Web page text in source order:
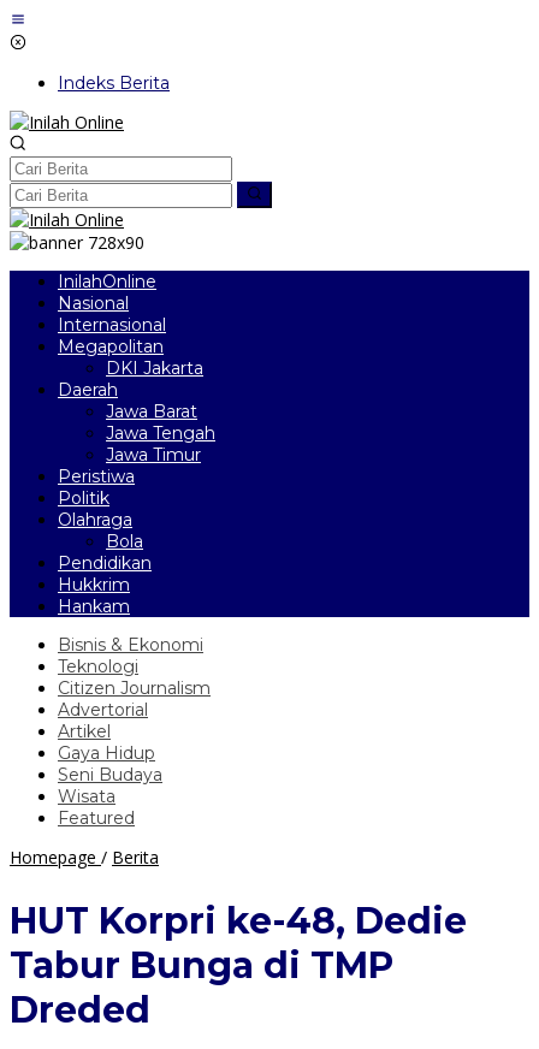
Lewati
ke
Indeks Berita
InilahOnline
Nasional
Internasional
Megapolitan
DKI Jakarta
Daerah
Jawa Barat
Jawa Tengah
Jawa Timur
Peristiwa
Politik
Olahraga
Bola
Pendidikan
Hukkrim
Hankam
Bisnis & Ekonomi
Teknologi
Citizen Journalism
Advertorial
Artikel
Gaya Hidup
Seni Budaya
Wisata
Featured
Homepage / Berita
48,
Dedie
Tabur
HUT Korpri ke-48, Dedie
Tabur Bunga di TMP
Dreded